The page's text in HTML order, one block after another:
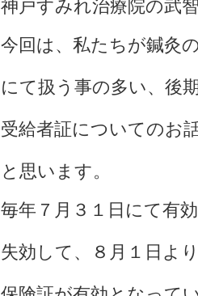
神戸すみれ治療院の武智
今回は、私たちが鍼灸
にて扱う事の多い、後
受給者証についてのお
と思います。
毎年７月３１日にて有
失効して、８月１日よ